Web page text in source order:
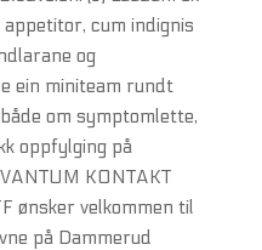
cum indignis
og
ein miniteam rundt
om symptomlette,
oppfylging på
KONTAKT
ønsker velkommen til
på Dammerud